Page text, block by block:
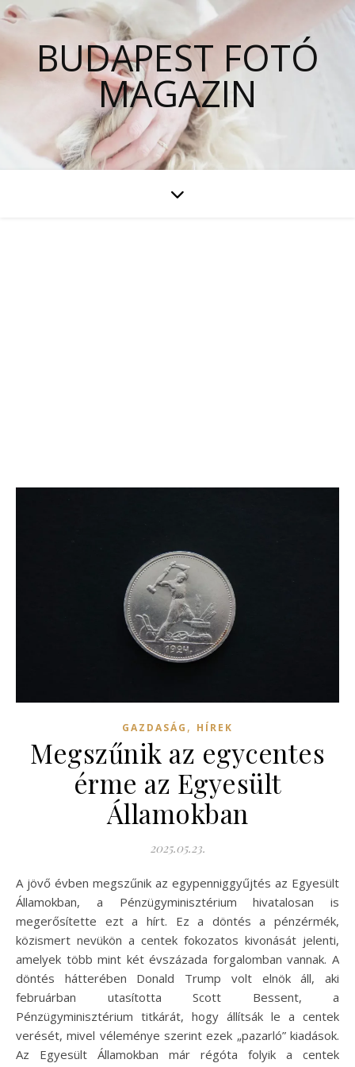
BUDAPEST FOTÓ
MAGAZIN
GAZDASÁG , HÍREK
Megszűnik az egycentes
érme az Egyesült
Államokban
2025.05.23.
A jövő évben megszűnik az egypenniggyűjtés az Egyesült
Államokban, a Pénzügyminisztérium hivatalosan is
megerősítette ezt a hírt. Ez a döntés a pénzérmék,
közismert nevükön a centek fokozatos kivonását jelenti,
amelyek több mint két évszázada forgalomban vannak. A
döntés hátterében Donald Trump volt elnök áll, aki
februárban utasította Scott Bessent, a
Pénzügyminisztérium titkárát, hogy állítsák le a centek
verését, mivel véleménye szerint ezek „pazarló” kiadások.
Az Egyesült Államokban már régóta folyik a centek